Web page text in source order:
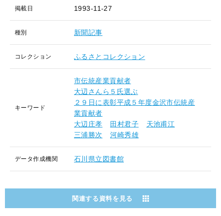
掲載日 1993-11-27
種別 新聞記事
コレクション ふるさとコレクション
キーワード
市伝統産業貢献者
大辺さんら５氏選ぶ
２９日に表彰平成５年度金沢市伝統産
業貢献者
大辺庄孝
田村君子
天池甫江
三浦勝次
河崎秀雄
データ作成機関 石川県立図書館
関連する資料を見る